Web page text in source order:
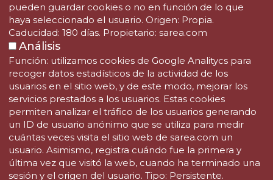
Harremanetarako
SAREA FUNDAZIOA
Telefonoa: (+34) 943 344 333
Faxa: (+34) 943 344 332
Emaila: fundazioa@sarea.com
pueden guardar cookies o no en función de lo que
haya seleccionado el usuario. Origen: Propia.
Caducidad: 180 días. Propietario: sarea.com
Análisis
Función: utilizamos cookies de Google Analitycs para
recoger datos estadísticos de la actividad de los
usuarios en el sitio web, y de este modo, mejorar los
servicios prestados a los usuarios. Estas cookies
permiten analizar el tráfico de los usuarios generando
un ID de usuario anónimo que se utiliza para medir
cuántas veces visita el sitio web de sarea.com un
usuario. Asimismo, registra cuándo fue la primera y
última vez que visitó la web, cuando ha terminado una
sesión y el origen del usuario. Tipo: Persistente.